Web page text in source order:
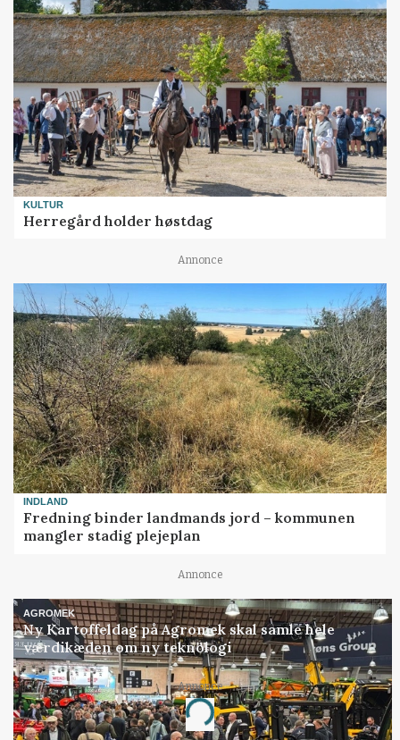
KULTUR
Herregård holder høstdag
Annonce
INDLAND
Fredning binder landmands jord – kommunen
mangler stadig plejeplan
Annonce
AGROMEK
Ny Kartoffeldag på Agromek skal samle hele
værdikæden om ny teknologi
Annonce